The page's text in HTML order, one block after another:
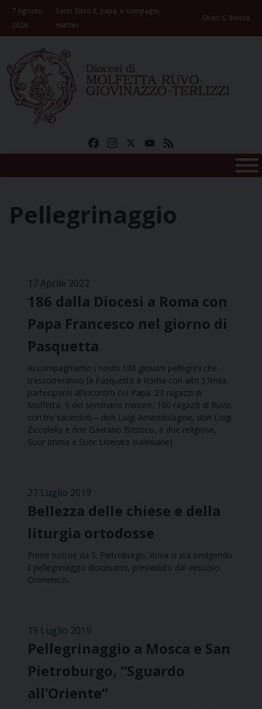
Skip
content
7 Agosto
2026
Santi Sisto II, papa, e compagni,
martiri
Orari S. Messe
FacebookInstagramYouTube
Pellegrinaggio
17 Aprile 2022
186 dalla Diocesi a Roma con
Papa Francesco nel giorno di
Pasquetta
Accompagniamo i nostri 186 giovani pellegrini che
trascorreranno la Pasquetta a Roma con altri 57mila
partecipanti all’incontro col Papa. 27 ragazzi di
Molfetta, 9 del seminario minore, 100 ragazzi di Ruvo,
con tre sacerdoti – don Luigi Amendolagine, don Luigi
Ziccolella e don Gaetano Bizzoco, e due religiose,
Suor Imma e Suor Liberata (salesiane)
27 Luglio 2019
Bellezza delle chiese e della
liturgia ortodosse
Prime notizie da S. Pietroburgo, dova si sta svolgendo
il pellegrinaggio diocesano, presieduto dal vescovo
Domenico.
19 Luglio 2019
Pellegrinaggio a Mosca e San
Pietroburgo, “Sguardo
all’Oriente”